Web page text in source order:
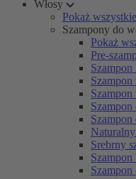
Włosy
Pokaż wszystkie
Szampony do
Pokaż
Pre-
Szampon
Szampon
Szampon
Srebrny
Szampon